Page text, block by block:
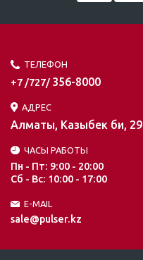
ТЕЛЕФОН
+7 /727/ 356-8000
АДРЕС
Алматы, Казыбек би, 29
ЧАСЫ РАБОТЫ
Пн - Пт: 9:00 - 20:00
Сб - Вс: 10:00 - 17:00
E-MAIL
sale@pulser.kz